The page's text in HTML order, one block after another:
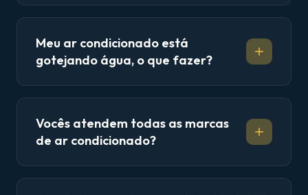
Meu ar condicionado está
gotejando água, o que fazer?
Vocês atendem todas as marcas
de ar condicionado?